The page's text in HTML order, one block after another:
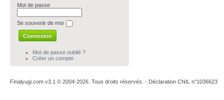
Mot de passe
Se souvenir de moi
Mot de passe oublié ?
Créer un compte
Finalyugi.com v3.1 © 2004-2026. Tous droits réservés. - Déclaration CNIL n°1036623